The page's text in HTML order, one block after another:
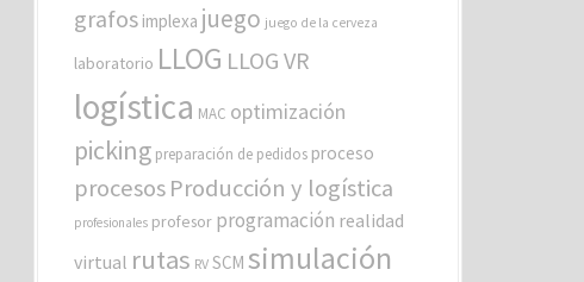
grafos implexa juego juego de la cerveza
laboratorio LLOG LLOG VR
logística MAC optimización
picking preparación de pedidos proceso
procesosProducción y logística
profesionales profesor programación realidad
virtual rutas RV SCM simulación